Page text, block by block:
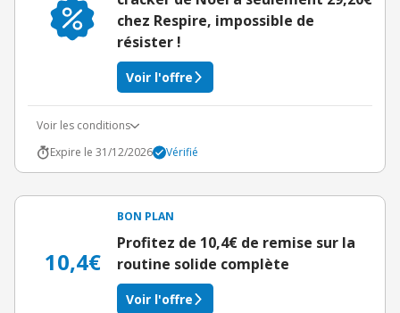
chez Respire, impossible de
résister !
Voir l'offre
Voir les conditions
Expire le 31/12/2026
Vérifié
10,4€
BON PLAN
Profitez de 10,4€ de remise sur la
routine solide complète
Voir l'offre